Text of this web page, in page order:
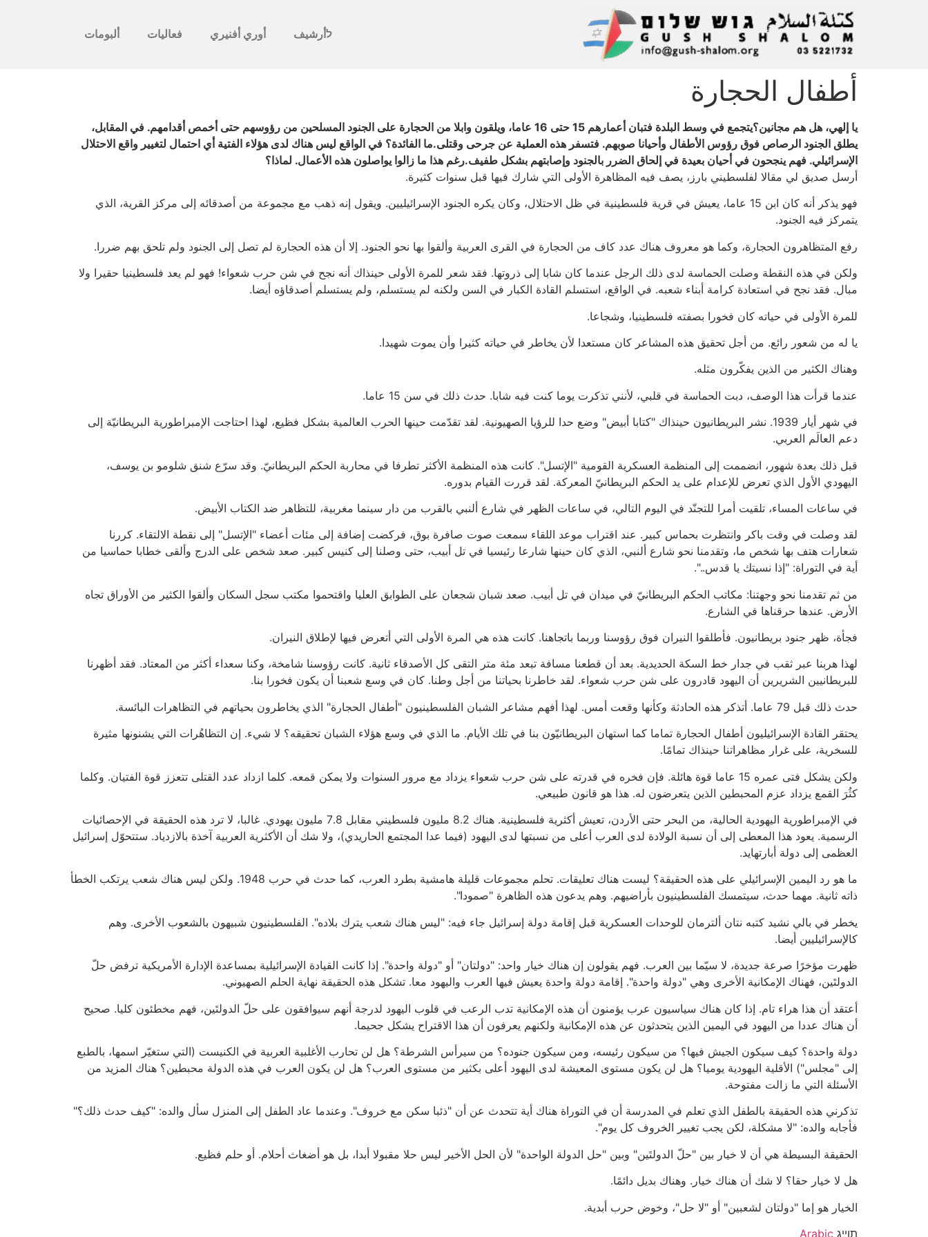
לأرشيف أوري أفنيري فعاليات ألبومات
أطفال الحجارة
يا إلهي، هل هم مجانين؟يتجمع في وسط البلدة فتبان أعمارهم 15 حتى 16 عاما، ويلقون وابلا من الحجارة على الجنود المسلحين من رؤوسهم حتى أخمص أقدامهم. في المقابل،
يطلق الجنود الرصاص فوق رؤوس الأطفال وأحيانا صوبهم. فتسفر هذه العملية عن جرحى وقتلى.ما الفائدة؟ في الواقع ليس هناك لدى هؤلاء الفتية أي احتمال لتغيير واقع الاحتلال
الإسرائيلي. فهم ينجحون في أحيان بعيدة في إلحاق الضرر بالجنود وإصابتهم بشكل طفيف.رغم هذا ما زالوا يواصلون هذه الأعمال. لماذا؟
أرسل صديق لي مقالا لفلسطيني بارز، يصف فيه المظاهرة الأولى التي شارك فيها قبل سنوات كثيرة.
فهو يذكر أنه كان ابن 15 عاما، يعيش في قرية فلسطينية في ظل الاحتلال، وكان يكره الجنود الإسرائيليين. ويقول إنه ذهب مع مجموعة من أصدقائه إلى مركز القرية، الذي
يتمركز فيه الجنود.
رفع المتظاهرون الحجارة، وكما هو معروف هناك عدد كاف من الحجارة في القرى العربية وألقوا بها نحو الجنود. إلا أن هذه الحجارة لم تصل إلى الجنود ولم تلحق بهم ضررا.
ولكن في هذه النقطة وصلت الحماسة لدى ذلك الرجل عندما كان شابا إلى ذروتها. فقد شعر للمرة الأولى حينذاك أنه نجح في شن حرب شعواء! فهو لم يعد فلسطينيا حقيرا ولا
مبال. فقد نجح في استعادة كرامة أبناء شعبه. في الواقع، استسلم القادة الكبار في السن ولكنه لم يستسلم، ولم يستسلم أصدقاؤه أيضا.
للمرة الأولى في حياته كان فخورا بصفته فلسطينيا، وشجاعا.
يا له من شعور رائع. من أجل تحقيق هذه المشاعر كان مستعدا لأن يخاطر في حياته كثيرا وأن يموت شهيدا.
وهناك الكثير من الذين يفكّرون مثله.
عندما قرأت هذا الوصف، دبت الحماسة في قلبي، لأنني تذكرت يوما كنت فيه شابا. حدث ذلك في سن 15 عاما.
في شهر أيار 1939. نشر البريطانيون حينذاك "كتابا أبيض" وضع حدا للرؤيا الصهيونية. لقد تقدّمت حينها الحرب العالمية بشكل فظيع، لهذا احتاجت الإمبراطورية البريطانيّة إلى
دعم العالَم العربي.
قبل ذلك بعدة شهور، انضممت إلى المنظمة العسكرية القومية "الإتسل". كانت هذه المنظمة الأكثر تطرفا في محاربة الحكم البريطانيّ. وقد سرّع شنق شلومو بن يوسف،
اليهودي الأول الذي تعرض للإعدام على يد الحكم البريطانيّ المعركة. لقد قررت القيام بدوره.
في ساعات المساء، تلقيت أمرا للتجنّد في اليوم التالي، في ساعات الظهر في شارع ألنبي بالقرب من دار سينما مغربية، للتظاهر ضد الكتاب الأبيض.
لقد وصلت في وقت باكر وانتظرت بحماس كبير. عند اقتراب موعد اللقاء سمعت صوت صافرة بوق، فركضت إضافة إلى مئات أعضاء "الإتسل" إلى نقطة الالتقاء. كررنا
شعارات هتف بها شخص ما، وتقدمنا نحو شارع ألنبي، الذي كان حينها شارعا رئيسيا في تل أبيب، حتى وصلنا إلى كنيس كبير. صعد شخص على الدرج وألقى خطابا حماسيا من
أية في التوراة: "إذا نسيتك يا قدس..".
من ثم تقدمنا نحو وجهتنا: مكاتب الحكم البريطانيّ في ميدان في تل أبيب. صعد شبان شجعان على الطوابق العليا واقتحموا مكتب سجل السكان وألقوا الكثير من الأوراق تجاه
الأرض. عندها حرقناها في الشارع.
فجأة، ظهر جنود بريطانيون. فأطلقوا النيران فوق رؤوسنا وربما باتجاهنا. كانت هذه هي المرة الأولى التي أتعرض فيها لإطلاق النيران.
لهذا هربنا عبر ثقب في جدار خط السكة الحديدية. بعد أن قطعنا مسافة تبعد مئة متر التقى كل الأصدقاء ثانية. كانت رؤوسنا شامخة، وكنا سعداء أكثر من المعتاد. فقد أظهرنا
للبريطانيين الشريرين أن اليهود قادرون على شن حرب شعواء. لقد خاطرنا بحياتنا من أجل وطنا. كان في وسع شعبنا أن يكون فخورا بنا.
حدث ذلك قبل 79 عاما. أتذكر هذه الحادثة وكأنها وقعت أمس. لهذا أفهم مشاعر الشبان الفلسطينيون "أطفال الحجارة" الذي يخاطرون بحياتهم في التظاهرات البائسة.
يحتقر القادة الإسرائيليون أطفال الحجارة تماما كما استهان البريطانيّون بنا في تلك الأيام. ما الذي في وسع هؤلاء الشبان تحقيقه؟ لا شيء. إن التظاهُرات التي يشنونها مثيرة
للسخرية، على غرار مظاهراتنا حينذاك تمامًا.
ولكن يشكل فتى عمره 15 عاما قوة هائلة. فإن فخره في قدرته على شن حرب شعواء يزداد مع مرور السنوات ولا يمكن قمعه. كلما ازداد عدد القتلى تتعزز قوة الفتيان. وكلما
كثُرَ القمع يزداد عزم المحبطين الذين يتعرضون له. هذا هو قانون طبيعي.
في الإمبراطورية اليهودية الحالية، من البحر حتى الأردن، تعيش أكثرية فلسطينية. هناك 8.2 مليون فلسطيني مقابل 7.8 مليون يهودي. غالبا، لا ترد هذه الحقيقة في الإحصائيات
الرسمية. يعود هذا المعطى إلى أن نسبة الولادة لدى العرب أعلى من نسبتها لدى اليهود (فيما عدا المجتمع الحاريدي)، ولا شك أن الأكثرية العربية آخذة بالازدياد. ستتحوّل إسرائيل
العظمى إلى دولة أبارتهايد.
ما هو رد اليمين الإسرائيلي على هذه الحقيقة؟ ليست هناك تعليقات. تحلم مجموعات قليلة هامشية بطرد العرب، كما حدث في حرب 1948. ولكن ليس هناك شعب يرتكب الخطأ
ذاته ثانية. مهما حدث، سيتمسك الفلسطينيون بأراضيهم. وهم يدعون هذه الظاهرة "صمودا".
يخطر في بالي نشيد كتبه نتان ألترمان للوحدات العسكرية قبل إقامة دولة إسرائيل جاء فيه: "ليس هناك شعب يترك بلاده". الفلسطينيون شبيهون بالشعوب الأخرى. وهم
كالإسرائيليين أيضا.
ظهرت مؤخرًا صرعة جديدة، لا سيّما بين العرب. فهم يقولون إن هناك خيار واحد: "دولتان" أو "دولة واحدة". إذا كانت القيادة الإسرائيلية بمساعدة الإدارة الأمريكية ترفض حلّ
الدولتَين، فهناك الإمكانية الأخرى وهي "دولة واحدة". إقامة دولة واحدة يعيش فيها العرب واليهود معا. تشكل هذه الحقيقة نهاية الحلم الصهيوني.
أعتقد أن هذا هراء تام. إذا كان هناك سياسيون عرب يؤمنون أن هذه الإمكانية تدب الرعب في قلوب اليهود لدرجة أنهم سيوافقون على حلّ الدولتَين، فهم مخطئون كليا. صحيح
أن هناك عددا من اليهود في اليمين الذين يتحدثون عن هذه الإمكانية ولكنهم يعرفون أن هذا الاقتراح يشكل جحيما.
دولة واحدة؟ كيف سيكون الجيش فيها؟ من سيكون رئيسه، ومن سيكون جنوده؟ من سيرأس الشرطة؟ هل لن تحارب الأغلبية العربية في الكنيست (التي ستغيّر اسمها، بالطبع
إلى "مجلس") الأقلية اليهودية يوميا؟ هل لن يكون مستوى المعيشة لدى اليهود أعلى بكثير من مستوى العرب؟ هل لن يكون العرب في هذه الدولة محبطين؟ هناك المزيد من
الأسئلة التي ما زالت مفتوحة.
تذكرني هذه الحقيقة بالطفل الذي تعلم في المدرسة أن في التوراة هناك أية تتحدث عن أن "ذئبا سكن مع خروف". وعندما عاد الطفل إلى المنزل سأل والده: "كيف حدث ذلك؟"
فأجابه والده: "لا مشكلة، لكن يجب تغيير الخروف كل يوم".
الحقيقة البسيطة هي أن لا خيار بين "حلّ الدولتَين" وبين "حل الدولة الواحدة" لأن الحل الأخير ليس حلا مقبولا أبدا، بل هو أضغاث أحلام. أو حلم فظيع.
هل لا خيار حقا؟ لا شك أن هناك خيار. وهناك بديل دائمًا.
الخيار هو إما "دولتان لشعبين" أو "لا حل"، وخوض حرب أبدية.
תוייג Arabic